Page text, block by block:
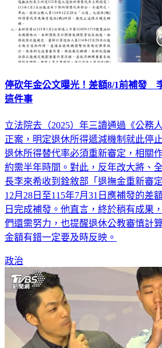
停砍年金公文曝光！差額8/1前補發
這件事
立法院去（2025）年三讀通過《公務
正案，明定退休所得遞減機制就此停
退休所得替代率必須重新審定，相關
約需半年時間。對此，反年改大將、
長李來希收到銓敘部「退撫金重新審
12月28日至115年7月31日應補發的差
日完成補發。他直言，終於稍有成果
們還需努力，也提醒退休公教審慎計
金額有錯一定要及時反映。
政治